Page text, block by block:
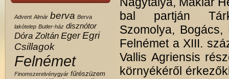
Advent Almár berva Berva
lakótelep Butler-ház disznótor
Dóra Zoltán Eger Egri
Csillagok
Felnémet
Finomszerelvénygyár fűrészüzem
bal partján
Szomolya,
Felnémet a XIII.
Vallis Agriensis
környékéről